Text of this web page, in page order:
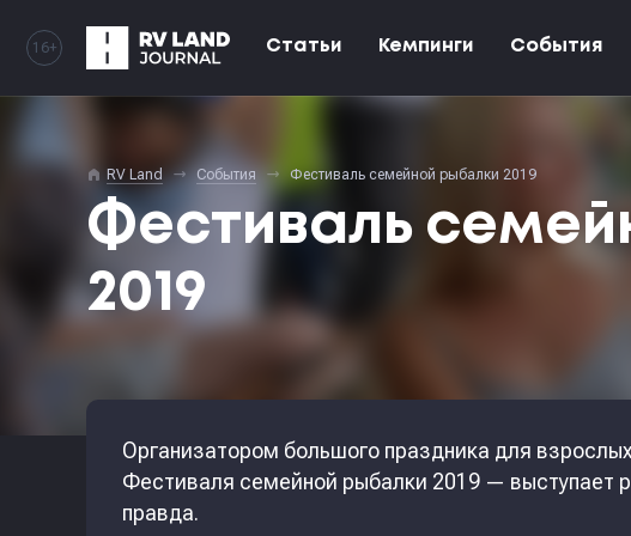
Статьи Кемпинги События
16+
home RV Land События Фестиваль семейной рыбалки 2019
Фестиваль
2019
Организатором большого праздника для
Фестиваля семейной рыбалки 2019 — выступает
правда.